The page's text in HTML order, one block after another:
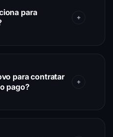
para
para contratar
pago?